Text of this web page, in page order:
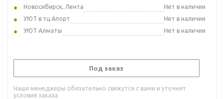
Новосибирск, Лента
Нет в наличии
УЮТ в тц Апорт
Нет в наличии
УЮТ Алматы
Нет в наличии
Под заказ
Наши менеджеры обязательно свяжутся с вами и уточнят
условия заказа